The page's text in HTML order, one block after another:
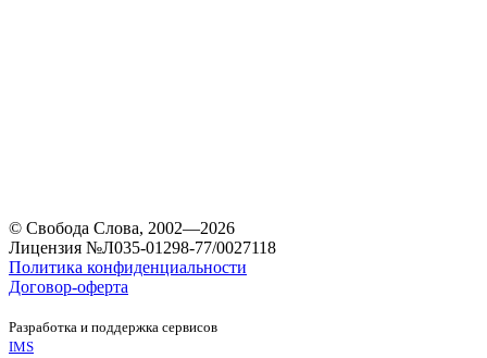
© Свобода Слова, 2002—2026
Лицензия №Л035-01298-77/0027118
Политика конфиденциальности
Договор-оферта
Разработка и поддержка сервисов
IMS